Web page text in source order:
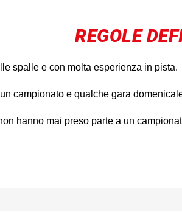
REGOLE
spalle e con molta esperienza in pista.
campionato e qualche gara
hanno mai preso parte a un